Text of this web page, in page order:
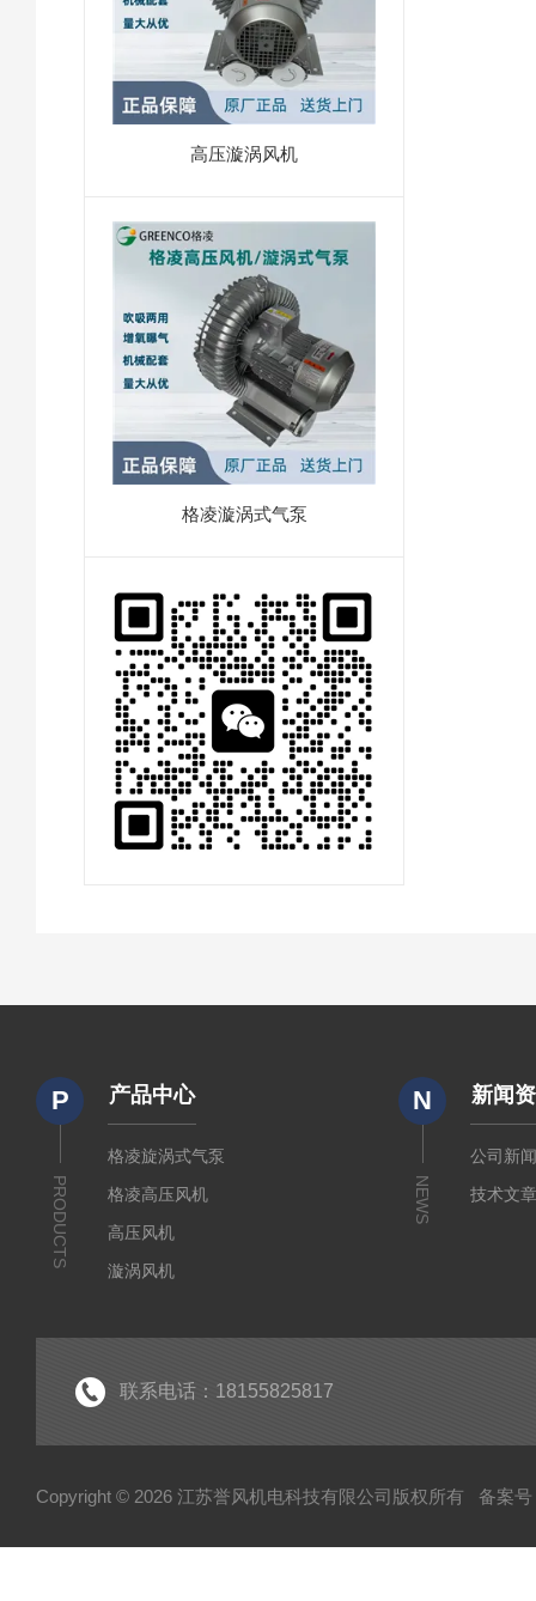
高压漩涡风机
格凌漩涡式气泵
P
PRODUCTS
产品中心
格凌旋涡式气泵
格凌高压风机
高压风机
漩涡风机
高压风机气泵配件
CX系列透浦式鼓风机
N
NEWS
新闻
公司新
技术文
联系电话：18155825817
Copyright © 2026 江苏誉风机电科技有限公司版权所有 备案号